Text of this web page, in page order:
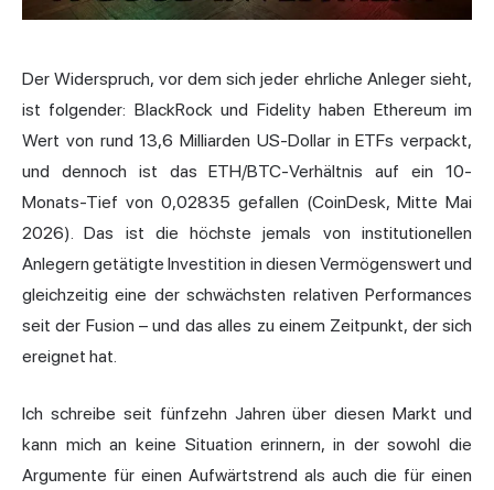
Der Widerspruch, vor dem sich jeder ehrliche Anleger sieht,
ist folgender: BlackRock und Fidelity haben Ethereum im
Wert von rund 13,6 Milliarden US-Dollar in ETFs verpackt,
und dennoch ist das ETH/BTC-Verhältnis auf ein 10-
Monats-Tief von 0,02835 gefallen (CoinDesk, Mitte Mai
2026). Das ist die höchste jemals von institutionellen
Anlegern getätigte Investition in diesen Vermögenswert und
gleichzeitig eine der schwächsten relativen Performances
seit der Fusion – und das alles zu einem Zeitpunkt, der sich
ereignet hat.
Ich schreibe seit fünfzehn Jahren über diesen Markt und
kann mich an keine Situation erinnern, in der sowohl die
Argumente für einen Aufwärtstrend als auch die für einen